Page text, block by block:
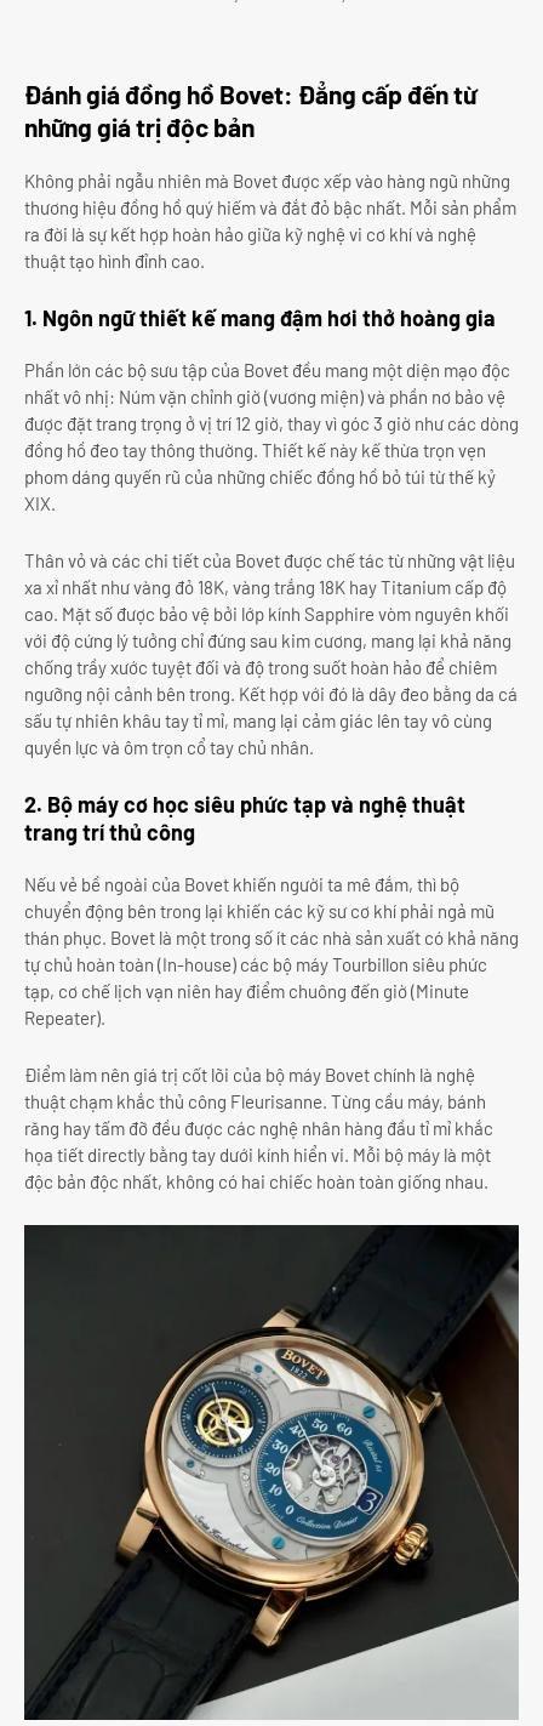
Đánh giá đồng hồ Bovet: Đẳng cấp đến từ
những giá trị độc bản
Không phải ngẫu nhiên mà Bovet được xếp vào hàng ngũ những
thương hiệu đồng hồ quý hiếm và đắt đỏ bậc nhất. Mỗi sản phẩm
ra đời là sự kết hợp hoàn hảo giữa kỹ nghệ vi cơ khí và nghệ
thuật tạo hình đỉnh cao.
1. Ngôn ngữ thiết kế mang đậm hơi thở hoàng gia
Phần lớn các bộ sưu tập của Bovet đều mang một diện mạo độc
nhất vô nhị: Núm vặn chỉnh giờ (vương miện) và phần nơ bảo vệ
được đặt trang trọng ở vị trí 12 giờ, thay vì góc 3 giờ như các dòng
đồng hồ đeo tay thông thường. Thiết kế này kế thừa trọn vẹn
phom dáng quyến rũ của những chiếc đồng hồ bỏ túi từ thế kỷ
XIX.
Thân vỏ và các chi tiết của Bovet được chế tác từ những vật liệu
xa xỉ nhất như vàng đỏ 18K, vàng trắng 18K hay Titanium cấp độ
cao. Mặt số được bảo vệ bởi lớp kính Sapphire vòm nguyên khối
với độ cứng lý tưởng chỉ đứng sau kim cương, mang lại khả năng
chống trầy xước tuyệt đối và độ trong suốt hoàn hảo để chiêm
ngưỡng nội cảnh bên trong. Kết hợp với đó là dây đeo bằng da cá
sấu tự nhiên khâu tay tỉ mỉ, mang lại cảm giác lên tay vô cùng
quyền lực và ôm trọn cổ tay chủ nhân.
2. Bộ máy cơ học siêu phức tạp và nghệ thuật
trang trí thủ công
Nếu vẻ bề ngoài của Bovet khiến người ta mê đắm, thì bộ
chuyển động bên trong lại khiến các kỹ sư cơ khí phải ngả mũ
thán phục. Bovet là một trong số ít các nhà sản xuất có khả năng
tự chủ hoàn toàn (In-house) các bộ máy Tourbillon siêu phức
tạp, cơ chế lịch vạn niên hay điểm chuông đến giờ (Minute
Repeater).
Điểm làm nên giá trị cốt lõi của bộ máy Bovet chính là nghệ
thuật chạm khắc thủ công Fleurisanne. Từng cầu máy, bánh
răng hay tấm đỡ đều được các nghệ nhân hàng đầu tỉ mỉ khắc
họa tiết directly bằng tay dưới kính hiển vi. Mỗi bộ máy là một
độc bản độc nhất, không có hai chiếc hoàn toàn giống nhau.